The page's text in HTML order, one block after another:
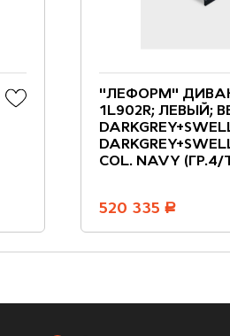
"ЛЕФОРМ"
1L902R; ЛЕВЫЙ;
COL. NAVY
520 335 руб.